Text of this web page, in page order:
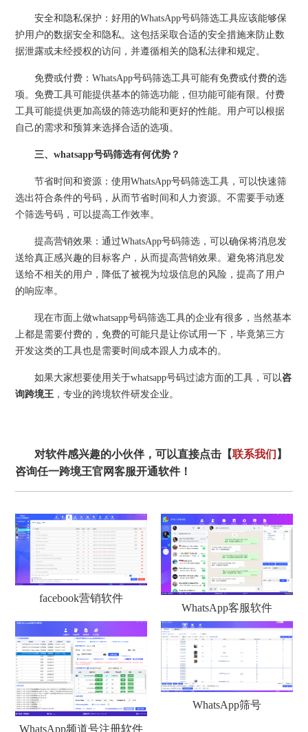
安全和隐私保护：好用的WhatsApp号码筛选工具应该能够保
护用户的数据安全和隐私。这包括采取合适的安全措施来防止数
据泄露或未经授权的访问，并遵循相关的隐私法律和规定。
免费或付费：WhatsApp号码筛选工具可能有免费或付费的选
项。免费工具可能提供基本的筛选功能，但功能可能有限。付费
工具可能提供更加高级的筛选功能和更好的性能。用户可以根据
自己的需求和预算来选择合适的选项。
三、whatsapp号码筛选有何优势？
节省时间和资源：使用WhatsApp号码筛选工具，可以快速筛
选出符合条件的号码，从而节省时间和人力资源。不需要手动逐
个筛选号码，可以提高工作效率。
提高营销效果：通过WhatsApp号码筛选，可以确保将消息发
送给真正感兴趣的目标客户，从而提高营销效果。避免将消息发
送给不相关的用户，降低了被视为垃圾信息的风险，提高了用户
的响应率。
现在市面上做whatsapp号码筛选工具的企业有很多，当然基本
上都是需要付费的，免费的可能只是让你试用一下，毕竟第三方
开发这类的工具也是需要时间成本跟人力成本的。
如果大家想要使用关于whatsapp号码过滤方面的工具，可以咨
询跨境王 ，专业的跨境软件研发企业。
对软件感兴趣的小伙伴，可以直接点击【联系我们 】
咨询任一跨境王官网客服开通软件！
facebook营销软件
WhatsApp客服软件
WhatsApp频道号注册软件
WhatsApp筛号